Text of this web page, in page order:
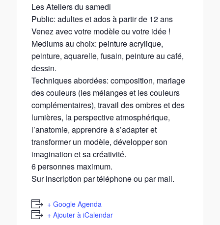
Les Ateliers du samedi
Public: adultes et ados à partir de 12 ans
Venez avec votre modèle ou votre idée !
Mediums au choix: peinture acrylique,
peinture, aquarelle, fusain, peinture au café,
dessin.
Techniques abordées: composition, mariage
des couleurs (les mélanges et les couleurs
complémentaires), travail des ombres et des
lumières, la perspective atmosphérique,
l’anatomie, apprendre à s’adapter et
transformer un modèle, développer son
imagination et sa créativité.
6 personnes maximum.
Sur inscription par téléphone ou par mail.
+ Google Agenda
+ Ajouter à iCalendar